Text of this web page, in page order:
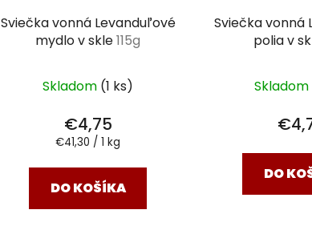
Sviečka vonná Levanduľové
mydlo v skle115g
Skladom (1 ks)
€4,75
Jednotková
€41,30 / 1 kg
DO KOŠÍKA
Sviečka vonná
polia v
Skladom
DO